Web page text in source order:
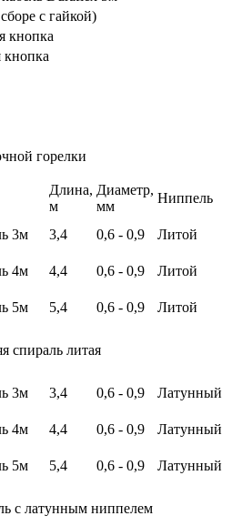
с гайкой)
кнопка
кнопка
Длина,
м
Диаметр,
мм
Ниппель
3м 3,4 0,6 - 0,9
Литой
4м 4,4 0,6 - 0,9
Литой
5м 5,4 0,6 - 0,9 Литой
3м 3,4 0,6 - 0,9
Латунный
4м 4,4 0,6 - 0,9
Латунный
5м 5,4 0,6 - 0,9 Латунный